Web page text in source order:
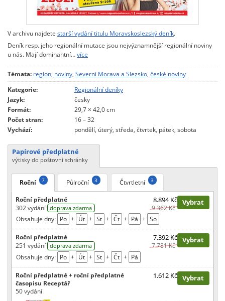
V archivu najdete starší vydání titulu Moravskoslezský deník.
Deník resp. jeho regionální mutace jsou nejvýznamnější regionální noviny
u nás. Mají dominantní…více
Témata: region, noviny, Severní Morava a Slezsko, české noviny
Kategorie:
Regionální deníky
Jazyk:
česky
Formát:
29,7 × 42,0 cm
Počet stran:
16 – 32
Vychází:
pondělí, úterý, středa, čtvrtek, pátek, sobota
Papírové předplatné
výtisky do poštovní schránky
Roční 7 Půlroční 3 Čtvrtletní 3
Roční předplatné
302 vydání doprava zdarma
8.894 Kč
9.362 Kč
Vybrat
Obsahuje dny: Po + Út + St + Čt + Pá + So
Roční předplatné
251 vydání doprava zdarma
7.392 Kč
7.781 Kč
Vybrat
Obsahuje dny: Po + Út + St + Čt + Pá
Roční předplatné + roční předplatné
časopisu Receptář
50 vydání
1.612 Kč Vybrat